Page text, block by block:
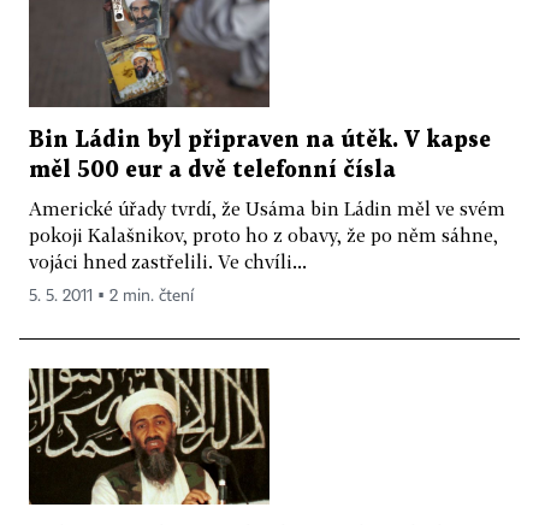
Bin Ládin byl připraven na útěk. V kapse
měl 500 eur a dvě telefonní čísla
Americké úřady tvrdí, že Usáma bin Ládin měl ve svém
pokoji Kalašnikov, proto ho z obavy, že po něm sáhne,
vojáci hned zastřelili. Ve chvíli...
5. 5. 2011 ▪ 2 min. čtení